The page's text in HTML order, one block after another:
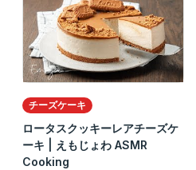
チーズケーキ
ロータスクッキーレアチーズケ
ーキ | えもじょわ ASMR
Cooking